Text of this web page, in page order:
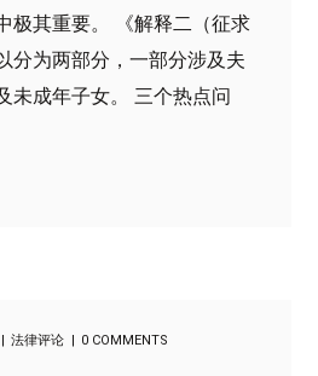
极其重要。 《解释二（征求
分为两部分，一部分涉及夫
未成年子女。 三个热点问
法律评论 0 COMMENTS